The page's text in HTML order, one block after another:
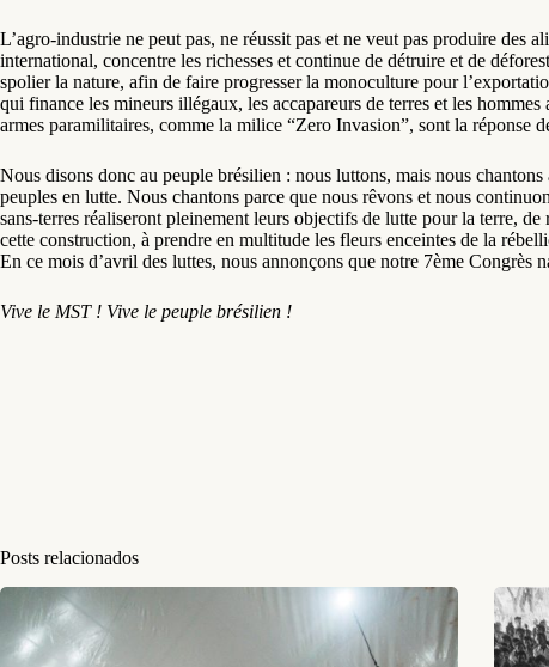
L’agro-industrie ne peut pas, ne réussit pas et ne veut pas produire des
international, concentre les richesses et continue de détruire et de
spolier la nature, afin de faire progresser la monoculture pour
qui finance les mineurs illégaux, les accapareurs de terres et les
armes paramilitaires, comme la milice “Zero Invasion”, sont la réponse
Nous disons donc au peuple brésilien : nous luttons, mais nous
peuples en lutte. Nous chantons parce que nous rêvons et nous
sans-terres réaliseront pleinement leurs objectifs de lutte pour la terre,
cette construction, à prendre en multitude les fleurs enceintes de la
En ce mois d’avril des luttes, nous annonçons que notre 7ème
Vive le MST ! Vive le peuple brésilien !
Posts relacionados